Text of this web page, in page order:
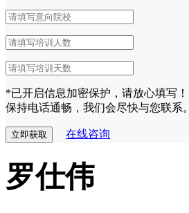
*已开启信息加密保护，请放心填写！
保持电话通畅，我们会尽快与您联系。
在线咨询
罗仕伟